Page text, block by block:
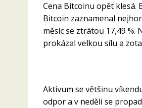
Cena Bitcoinu opět klesá.
Bitcoin zaznamenal
měsíc se ztrátou 17,49
prokázal velkou sílu a
Aktivum se většinu
odpor a v neděli se